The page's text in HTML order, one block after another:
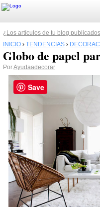
¿Los artículos de tu blog
INICIO › TENDENCIAS ›
Globo de papel
PorAyudaadecorar
Save